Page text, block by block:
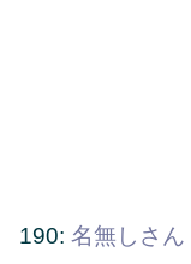
190: 名無しさん